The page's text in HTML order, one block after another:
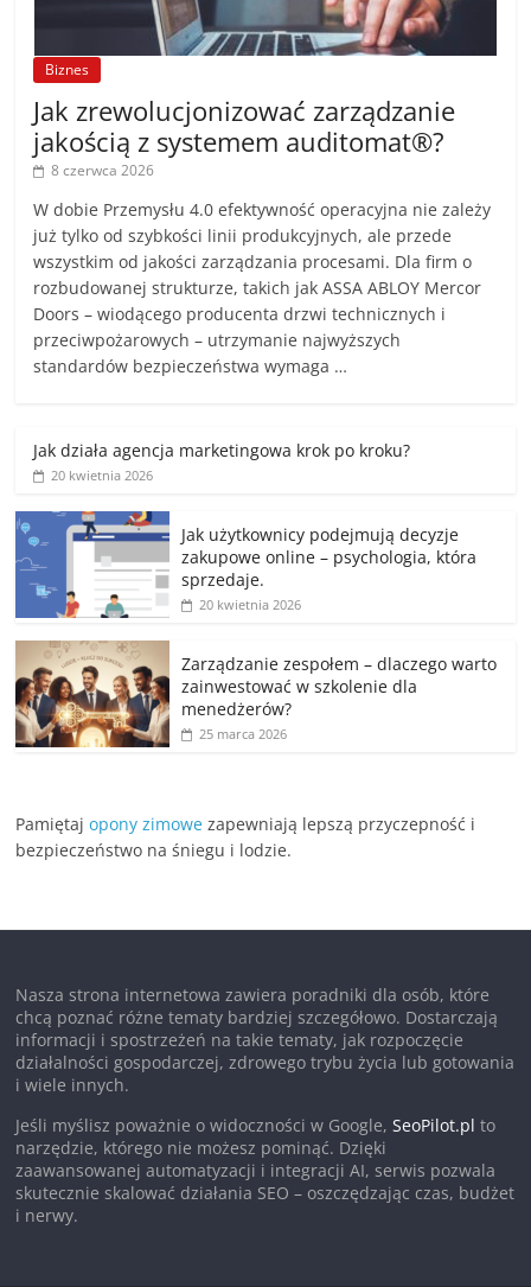
Biznes
Jak zrewolucjonizować zarządzanie
jakością z systemem auditomat®?
8 czerwca 2026
W dobie Przemysłu 4.0 efektywność operacyjna nie zależy
już tylko od szybkości linii produkcyjnych, ale przede
wszystkim od jakości zarządzania procesami. Dla firm o
rozbudowanej strukturze, takich jak ASSA ABLOY Mercor
Doors – wiodącego producenta drzwi technicznych i
przeciwpożarowych – utrzymanie najwyższych
standardów bezpieczeństwa wymaga …
Jak działa agencja marketingowa krok po kroku?
20 kwietnia 2026
Jak użytkownicy podejmują decyzje
zakupowe online – psychologia, która
sprzedaje.
20 kwietnia 2026
Zarządzanie zespołem – dlaczego warto
zainwestować w szkolenie dla
menedżerów?
25 marca 2026
Pamiętajopony zimowe zapewniają lepszą przyczepność i
bezpieczeństwo na śniegu i lodzie.
Nasza strona internetowa zawiera poradniki dla osób, które
chcą poznać różne tematy bardziej szczegółowo. Dostarczają
informacji i spostrzeżeń na takie tematy, jak rozpoczęcie
działalności gospodarczej, zdrowego trybu życia lub gotowania
i wiele innych.
Jeśli myślisz poważnie o widoczności w Google,SeoPilot.pl to
narzędzie, którego nie możesz pominąć. Dzięki
zaawansowanej automatyzacji i integracji AI, serwis pozwala
skutecznie skalować działania SEO – oszczędzając czas, budżet
i nerwy.